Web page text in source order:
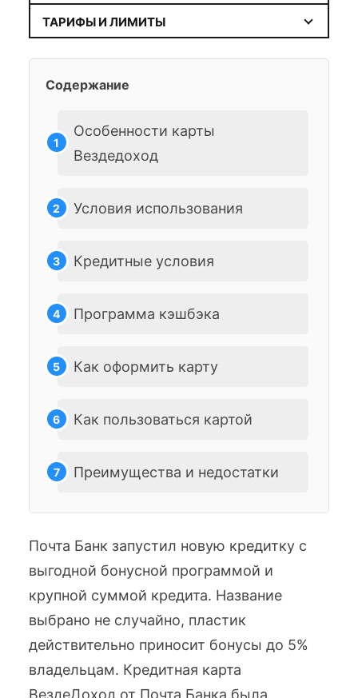
ТАРИФЫ И ЛИМИТЫ
Почта Банк запустил новую кредитку с
выгодной бонусной программой и
крупной суммой кредита. Название
выбрано не случайно, пластик
действительно приносит бонусы до 5%
владельцам. Кредитная карта
ВездеДоход от Почта Банка была
Содержание
Особенности карты
Вездедоход
Условия использования
Кредитные условия
Программа кэшбэка
Как оформить карту
Как пользоваться картой
Преимущества и недостатки